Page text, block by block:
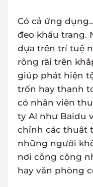
Có cả ứng
đeo khẩu trang.
dựa trên trí tuệ
rộng rãi trên
giúp phát hiện
trốn hay thanh
có nhân viên
ty AI như Baidu
chỉnh các thuật
những người
nơi công cộng
hay văn phòng